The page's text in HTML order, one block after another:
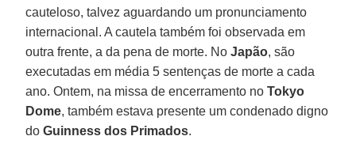
cauteloso, talvez aguardando um pronunciamento
internacional. A cautela também foi observada em
outra frente, a da pena de morte. NoJapão, são
executadas em média 5 sentenças de morte a cada
ano. Ontem, na missa de encerramento noTokyo
Dome, também estava presente um condenado digno
doGuinness dos Primados.